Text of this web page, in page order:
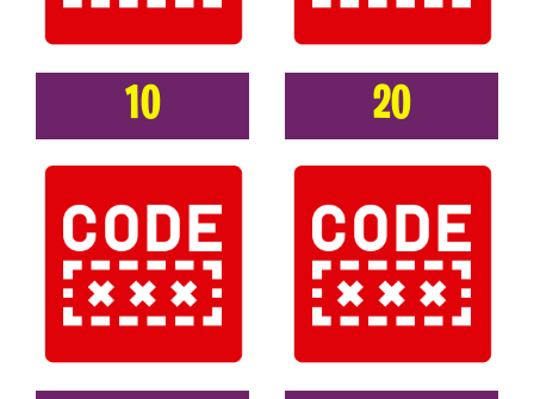
10 20